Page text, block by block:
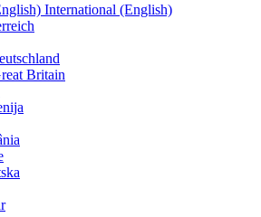
International (English)
Britain